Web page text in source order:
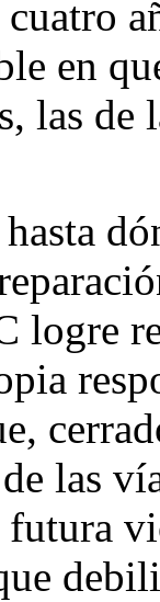
en
las de
logre
las
futura